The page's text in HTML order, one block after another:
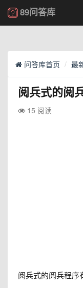
89问答库
问答库首页 最
阅兵式的阅
15 阅读
阅兵式的阅兵程序